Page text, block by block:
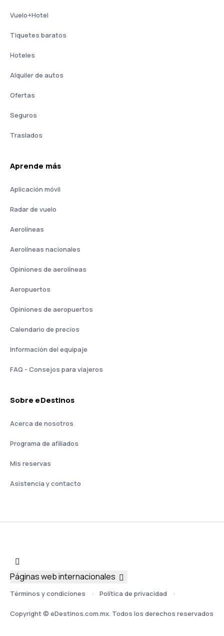
Vuelo+Hotel
Tiquetes baratos
Hoteles
Alquiler de autos
Ofertas
Seguros
Traslados
Aprende más
Aplicación móvil
Radar de vuelo
Aerolíneas
Aerolíneas nacionales
Opiniones de aerolíneas
Aeropuertos
Opiniones de aeropuertos
Calendario de precios
Información del equipaje
FAQ - Consejos para viajeros
Sobre eDestinos
Acerca de nosotros
Programa de afiliados
Mis reservas
Asistencia y contacto
Términos y condiciones Política de privacidad
Copyright © eDestinos.com.mx. Todos los derechos reservados
Páginas web internacionales